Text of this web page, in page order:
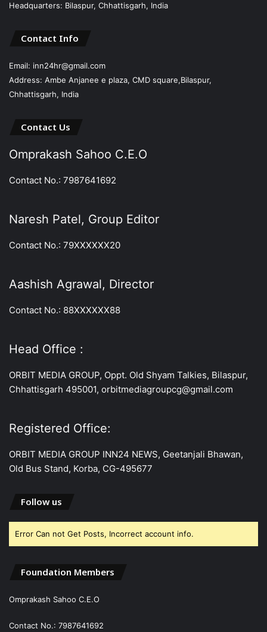
Headquarters: Bilaspur, Chhattisgarh, India
Contact Info
Email: inn24hr@gmail.com
Address: Ambe Anjanee e plaza, CMD square,Bilaspur,
Chhattisgarh, India
Contact Us
Omprakash Sahoo C.E.O
Contact No.: 7987641692
Naresh Patel, Group Editor
Contact No.: 79XXXXXX20
Aashish Agrawal, Director
Contact No.: 88XXXXXX88
Head Office :
ORBIT MEDIA GROUP, Oppt. Old Shyam Talkies, Bilaspur,
Chhattisgarh 495001, orbitmediagroupcg@gmail.com
Registered Office:
ORBIT MEDIA GROUP INN24 NEWS, Geetanjali Bhawan,
Old Bus Stand, Korba, CG-495677
Follow us
Error Can not Get Posts, Incorrect account info.
Foundation Members
Omprakash Sahoo C.E.O
Contact No.: 7987641692